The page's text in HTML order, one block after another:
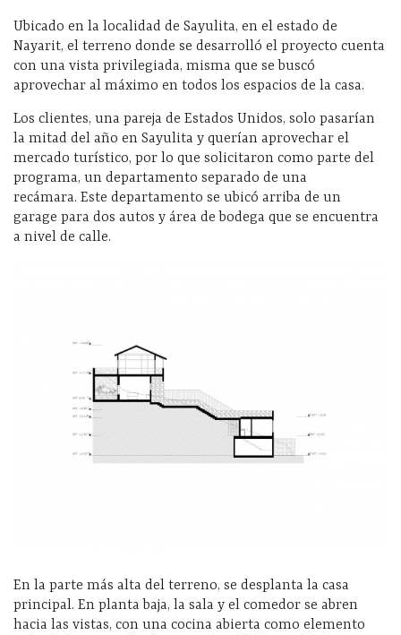
Ubicado en la localidad de Sayulita, en el estado de
Nayarit, el terreno donde se desarrolló el proyecto cuenta
con una vista privilegiada, misma que se buscó
aprovechar al máximo en todos los espacios de la casa.
Los clientes, una pareja de Estados Unidos, solo pasarían
la mitad del año en Sayulita y querían aprovechar el
mercado turístico, por lo que solicitaron como parte del
programa, un departamento separado de una
recámara. Este departamento se ubicó arriba de un
garage para dos autos y área de bodega que se encuentra
a nivel de calle.
En la parte más alta del terreno, se desplanta la casa
principal. En planta baja, la sala y el comedor se abren
hacia las vistas, con una cocina abierta como elemento